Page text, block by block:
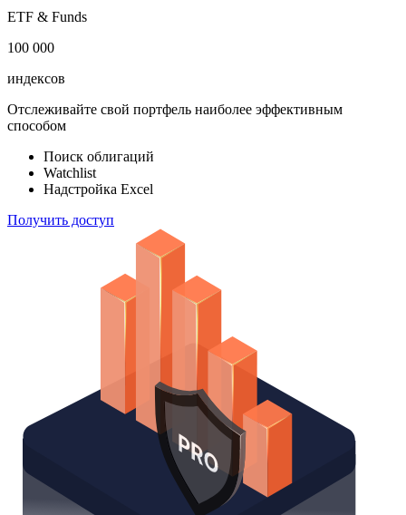
ETF & Funds
100 000
индексов
Отслеживайте свой портфель наиболее эффективным
способом
Поиск облигаций
Watchlist
Надстройка Excel
Получить доступ